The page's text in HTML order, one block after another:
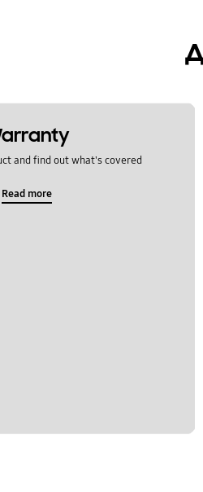
and find out what's covered
Read more